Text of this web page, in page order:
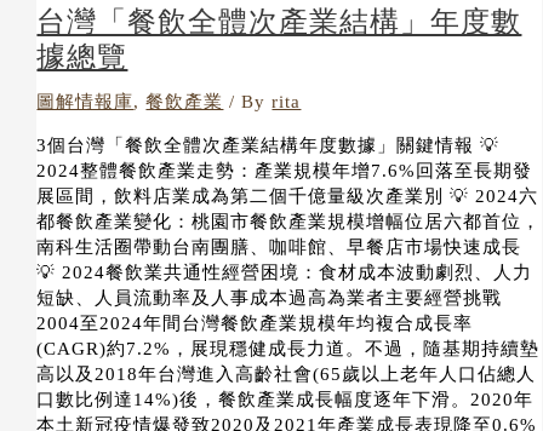
台灣「餐飲全體次產業結構」年度數
據總覽
圖解情報庫,餐飲產業 / Byrita
3個台灣「餐飲全體次產業結構年度數據」關鍵情報 💡
2024整體餐飲產業走勢：產業規模年增7.6%回落至長期發
展區間，飲料店業成為第二個千億量級次產業別 💡 2024六
都餐飲產業變化：桃園市餐飲產業規模增幅位居六都首位，
南科生活圈帶動台南團膳、咖啡館、早餐店市場快速成長
💡 2024餐飲業共通性經營困境：食材成本波動劇烈、人力
短缺、人員流動率及人事成本過高為業者主要經營挑戰
2004至2024年間台灣餐飲產業規模年均複合成長率
(CAGR)約7.2%，展現穩健成長力道。不過，隨基期持續墊
高以及2018年台灣進入高齡社會(65歲以上老年人口佔總人
口數比例達14%)後，餐飲產業成長幅度逐年下滑。2020年
本土新冠疫情爆發致2020及2021年產業成長表現降至0.6%